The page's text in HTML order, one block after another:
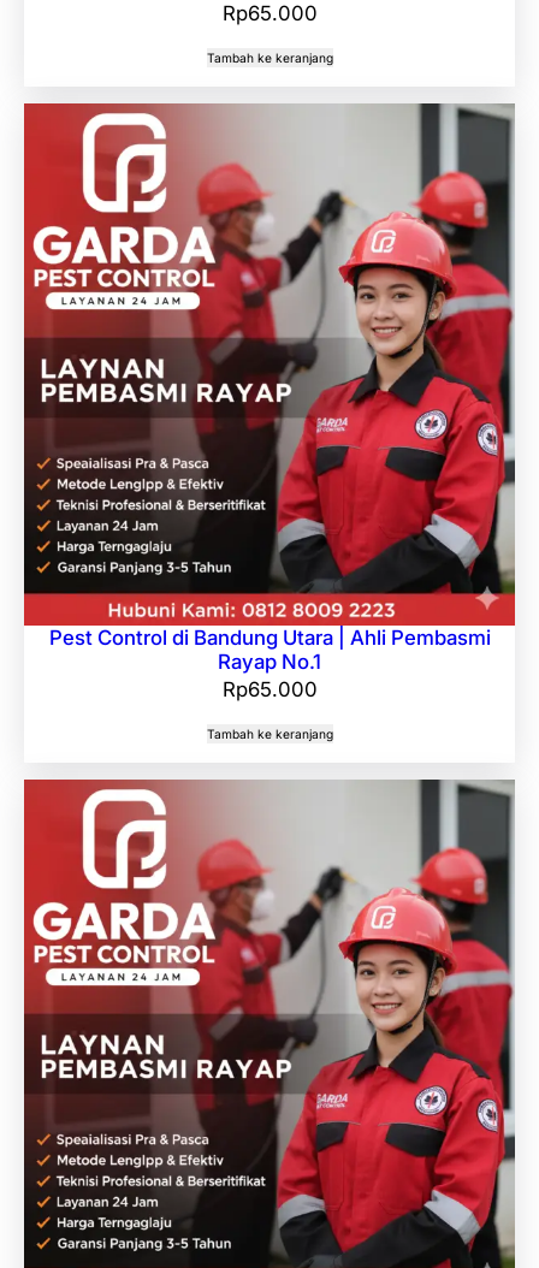
Rp65.000
Tambah ke keranjang
Pest Control di Bandung Utara | Ahli Pembasmi
Rayap No.1
Rp65.000
Tambah ke keranjang